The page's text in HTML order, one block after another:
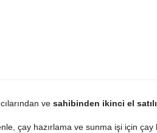
ve sahibinden ikinci el
çay hazırlama ve sunma işi için çay